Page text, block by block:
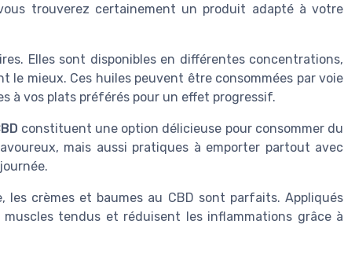
trouverez certainement un produit adapté à votre
Elles sont disponibles en différentes concentrations,
mieux. Ces huiles peuvent être consommées par voie
à vos plats préférés pour un effet progressif.
constituent une option délicieuse pour consommer du
mais aussi pratiques à emporter partout avec
crèmes et baumes au CBD sont parfaits. Appliqués
tendus et réduisent les inflammations grâce à